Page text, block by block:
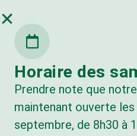
BUREAU
ADMINISTRA
TIF
Lundi au
vendredi :
8h30 à 16h30
LIEU
D’ENFOUISSE
MENT (BURY)
Lundi au
vendredi :
7h à 16h45
Horaire des
Prendre note que
maintenant ouverte les
septembre, de 8h30 à